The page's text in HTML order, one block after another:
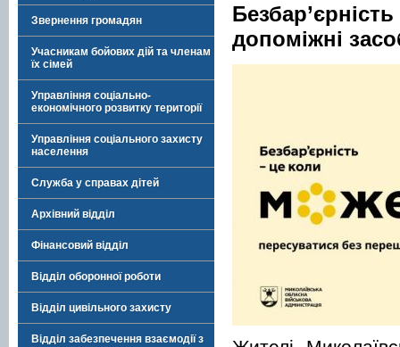
Звернення громадян
Учасникам бойових дій та членам
їх сімей
Управління соціально-
економічного розвитку території
Управління соціального захисту
населення
Служба у справах дітей
Архівний відділ
Фінансовий відділ
Відділ оборонної роботи
Відділ цивільного захисту
Відділ забезпечення взаємодії з
допоміжні